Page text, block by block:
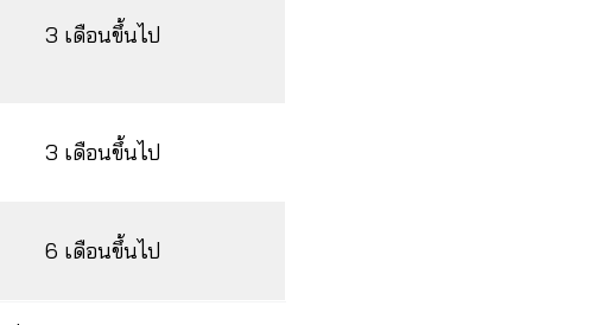
3 เดือนขึ้นไป
3 เดือนขึ้นไป
6 เดือนขึ้นไป